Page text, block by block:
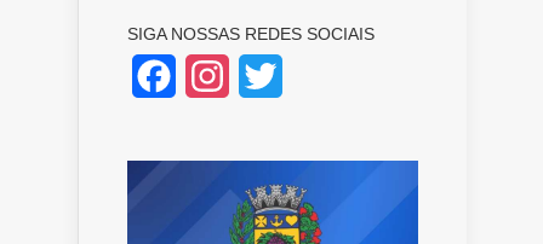
SIGA NOSSAS REDES SOCIAIS
FacebookInstagram